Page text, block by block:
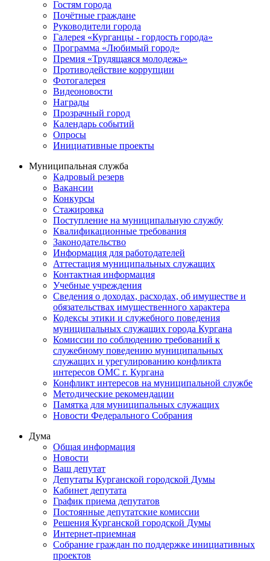
Гостям города
Почётные граждане
Руководители города
Галерея «Курганцы - гордость города»
Программа «Любимый город»
Премия «Трудящаяся молодежь»
Противодействие коррупции
Фотогалерея
Видеоновости
Награды
Прозрачный город
Календарь событий
Опросы
Инициативные проекты
Муниципальная служба
Кадровый резерв
Вакансии
Конкурсы
Стажировка
Поступление на муниципальную службу
Квалификационные требования
Законодательство
Информация для работодателей
Аттестация муниципальных служащих
Контактная информация
Учебные учреждения
Сведения о доходах, расходах, об имуществе и
обязательствах имущественного характера
Кодексы этики и служебного поведения
муниципальных служащих города Кургана
Комиссии по соблюдению требований к
служебному поведению муниципальных
служащих и урегулированию конфликта
интересов ОМС г. Кургана
Конфликт интересов на муниципальной службе
Методические рекомендации
Памятка для муниципальных служащих
Новости Федерального Cобрания
Дума
Общая информация
Новости
Ваш депутат
Депутаты Курганской городской Думы
Кабинет депутата
График приема депутатов
Постоянные депутатские комиссии
Решения Курганской городской Думы
Интернет-приемная
Собрание граждан по поддержке инициативных
проектов